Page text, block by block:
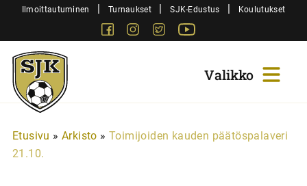
SiirryIlmoittautuminen | Turnaukset | SJK-Edustus | Koulutukset
FacebookInstagram
Twitter
Sjk-
Juniorit
Etusivu » Arkisto » Toimijoiden kauden päätöspalaveri
21.10.